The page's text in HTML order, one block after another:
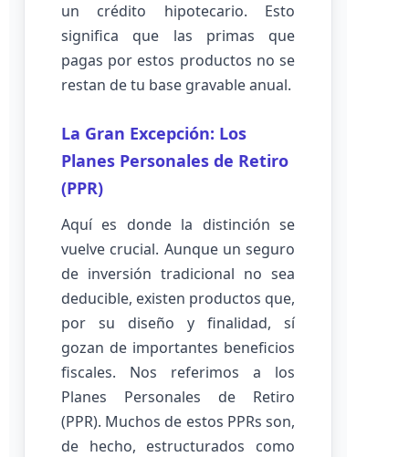
un crédito hipotecario. Esto
significa que las primas que
pagas por estos productos no se
restan de tu base gravable anual.
La Gran Excepción: Los
Planes Personales de Retiro
(PPR)
Aquí es donde la distinción se
vuelve crucial. Aunque un seguro
de inversión tradicional no sea
deducible, existen productos que,
por su diseño y finalidad, sí
gozan de importantes beneficios
fiscales. Nos referimos a los
Planes Personales de Retiro
(PPR). Muchos de estos PPRs son,
de hecho, estructurados como